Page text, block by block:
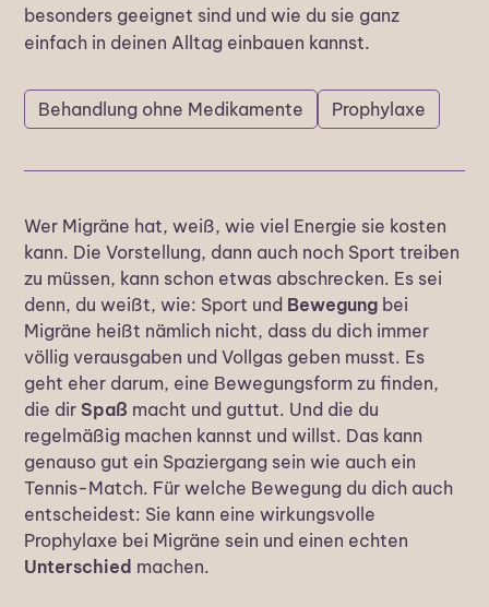
besonders geeignet sind und wie du sie ganz
einfach in deinen Alltag einbauen kannst.
Behandlung ohne Medikamente Prophylaxe
Wer Migräne hat, weiß, wie viel Energie sie kosten
kann. Die Vorstellung, dann auch noch Sport treiben
zu müssen, kann schon etwas abschrecken. Es sei
denn, du weißt, wie: Sport und Bewegung bei
Migräne heißt nämlich nicht, dass du dich immer
völlig verausgaben und Vollgas geben musst. Es
geht eher darum, eine Bewegungsform zu finden,
die dirSpaß macht und guttut. Und die du
regelmäßig machen kannst und willst. Das kann
genauso gut ein Spaziergang sein wie auch ein
Tennis-Match. Für welche Bewegung du dich auch
entscheidest: Sie kann eine wirkungsvolle
Prophylaxe bei Migräne sein und einen echten
Unterschied machen.